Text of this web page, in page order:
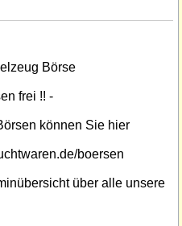
Börse
frei !! -
können Sie hier
boersen
über alle unsere